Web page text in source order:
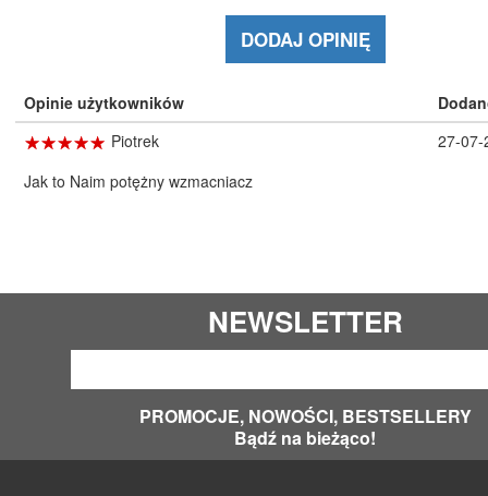
DODAJ OPINIĘ
Opinie użytkowników
☆☆☆☆☆
★★★★★ Piotrek
Jak to Naim potężny wzmacniacz
27-07-
NEWSLETTER
PROMOCJE, NOWOŚCI, BESTSELLERY
Bądź na bieżąco!